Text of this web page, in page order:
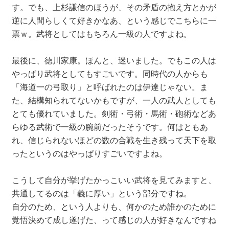
す。でも、上杉謙信のほうが、その矛盾の抱え方とかが
逆に人間らしくて好きかなあ、という感じでこちらに一
票ｗ。武将としてはもちろん一級の人ですよね。
最後に、徳川家康。ほんと、迷いました。でもこの人は
やっぱり武将としてもすごいです。同時代の人からも
「海道一の弓取り」と呼ばれたのは伊達じゃない。ま
た、結構知られてないかもですが、一人の武人としても
とても優れていました。剣術・弓術・馬術・砲術などあ
らゆる武術で一級の腕前だったそうです。何はともあ
れ、信じられないほどの数の合戦を生き残って天下を取
ったというのはやっぱりすごいですよね。
こうして自分が挙げたかっこいい武将を見てみますと、
共通してるのは「義に厚い」という部分ですね。
自分のため、という人よりも、何かのため誰かのために
覚悟決めて成し遂げた、って感じの人が好きなんですね